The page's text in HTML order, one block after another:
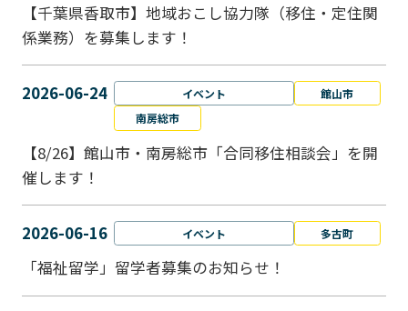
【千葉県香取市】地域おこし協力隊（移住・定住関
係業務）を募集します！
2026-06-24 イベント
館山市
南房総市
【8/26】館山市・南房総市「合同移住相談会」を開
催します！
2026-06-16 イベント 多古町
「福祉留学」留学者募集のお知らせ！